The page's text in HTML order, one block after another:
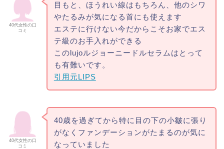
40代女性の口
コミ
目もと、ほうれい線はもちろん、他のシワ
やたるみが気になる首にも使えます
エステに行けない今だからこそお家でエス
テ級のお手入れができる
このlujoルジョーニードルセラムはとって
も有難いです。
引用元LIPS
40代女性の口
コミ
40歳を過ぎてから特に目の下の小皺に張り
がなくファンデーションがたまるのが気に
なっていました